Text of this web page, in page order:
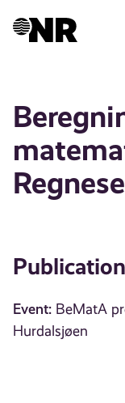
Event: BeMatA
Hurdalsjøen